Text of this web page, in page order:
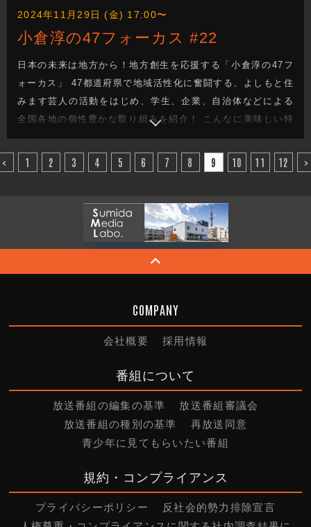
2024年11月29日 (金) 17:00〜
小倉淳の47フォーカス #22
日本の未来は地方から！地方創生を応援する「小倉淳の47フ
ォーカス」 47都道府県で地域活性化に奮闘する、よしもと住
みます芸人の活動をはじめ、学生、企業、自治体などによる
全国各地の個性豊かな取り組みを紹介！ こんなに美味しい特
産品があるのに・・・。 街の魅力をもっと知ってほし
い・・・。 でも、どうしたらいい？ 日本の未来を次世代へと
つなぐ地方創生成功へのヒントがきっと見つかる！
< 1 2 3 4 5 6 7 8 9 10 11 12 >
COMPANY
会社概要 採用情報
番組について
放送番組の編集の基準
放送番組審議会
放送番組の種別の基準
再放送同意
青少年に見てもらいたい番組
規約・コンプライアンス
プライバシーポリシー
反社会的勢力排除宣言